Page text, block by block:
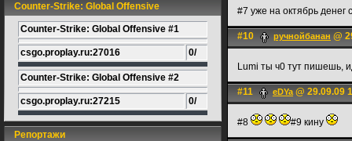
Counter-Strike: Global Offensive
Counter-Strike: Global Offensive #1
csgo.proplay.ru:27016 0/
Counter-Strike: Global Offensive #2
csgo.proplay.ru:27215 0/
Репортажи
#7 уже на октябрь денег
#10 ручнойбанан @
Lumi ты ч0 тут пишешь,
#11 eDYa@ 29.09.09
#8 #9 кину